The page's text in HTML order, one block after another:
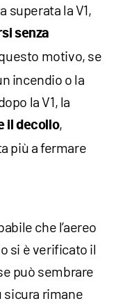
superata la V1,
senza
motivo, se
incendio o la
la V1, la
il decollo,
più a fermare
che l’aereo
si è verificato il
può sembrare
sicura rimane